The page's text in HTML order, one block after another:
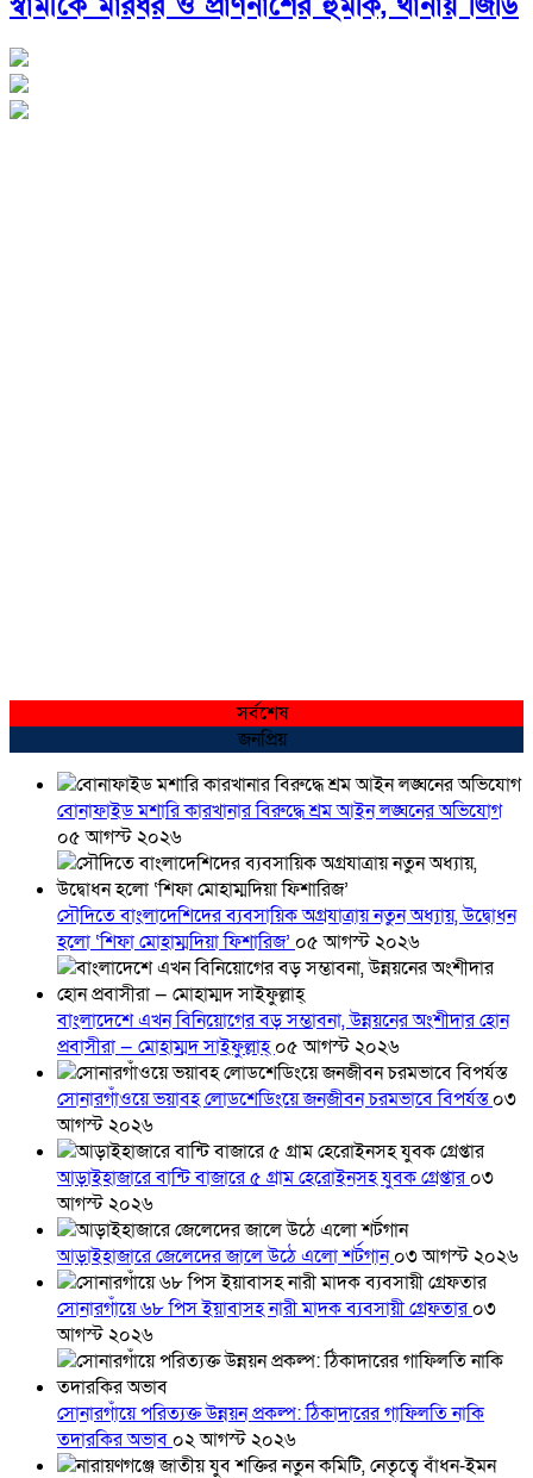
সর্বশেষ
জনপ্রিয়
বোনাফাইড মশারি কারখানার বিরুদ্ধে শ্রম আইন লঙ্ঘনের অভিযোগ
০৫ আগস্ট ২০২৬
সৌদিতে বাংলাদেশিদের ব্যবসায়িক অগ্রযাত্রায় নতুন অধ্যায়, উদ্বোধন
হলো ‘শিফা মোহাম্মদিয়া ফিশারিজ’ ০৫ আগস্ট ২০২৬
বাংলাদেশে এখন বিনিয়োগের বড় সম্ভাবনা, উন্নয়নের অংশীদার হোন
প্রবাসীরা — মোহাম্মদ সাইফুল্লাহ্০৫ আগস্ট ২০২৬
সোনারগাঁওয়ে ভয়াবহ লোডশেডিংয়ে জনজীবন চরমভাবে বিপর্যস্ত০৩
আগস্ট ২০২৬
আড়াইহাজারে বান্টি বাজারে ৫ গ্রাম হেরোইনসহ যুবক গ্রেপ্তার০৩
আগস্ট ২০২৬
আড়াইহাজারে জেলেদের জালে উঠে এলো শর্টগান০৩ আগস্ট ২০২৬
সোনারগাঁয়ে ৬৮ পিস ইয়াবাসহ নারী মাদক ব্যবসায়ী গ্রেফতার০৩
আগস্ট ২০২৬
সোনারগাঁয়ে পরিত্যক্ত উন্নয়ন প্রকল্প: ঠিকাদারের গাফিলতি নাকি
তদারকির অভাব ০২ আগস্ট ২০২৬